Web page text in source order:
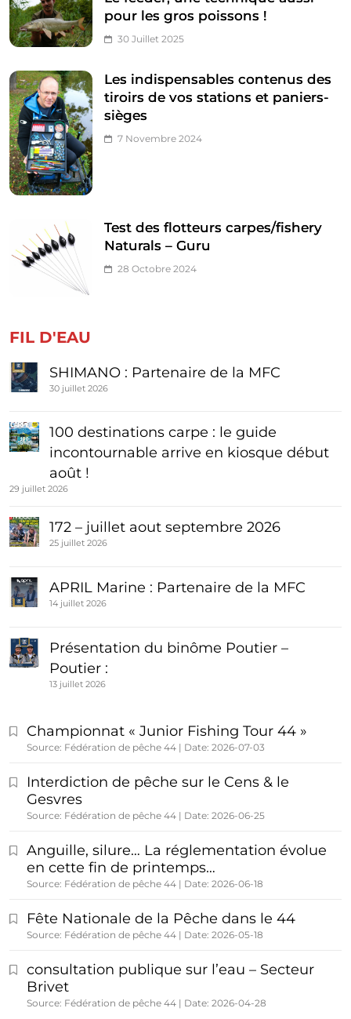
pour les gros poissons !
30 Juillet 2025
Les indispensables contenus des
tiroirs de vos stations et paniers-
sièges
7 Novembre 2024
Test des flotteurs carpes/fishery
Naturals – Guru
28 Octobre 2024
FIL D'EAU
SHIMANO : Partenaire de la MFC
30 juillet 2026
100 destinations carpe : le guide
incontournable arrive en kiosque début
août !
29 juillet 2026
172 – juillet aout septembre 2026
25 juillet 2026
APRIL Marine : Partenaire de la MFC
14 juillet 2026
Présentation du binôme Poutier –
Poutier :
13 juillet 2026
Championnat « Junior Fishing Tour 44 »
Source: Fédération de pêche 44 Date: 2026-07-03
Interdiction de pêche sur le Cens & le
Gesvres
Source: Fédération de pêche 44 Date: 2026-06-25
Anguille, silure… La réglementation évolue
en cette fin de printemps…
Source: Fédération de pêche 44 Date: 2026-06-18
Fête Nationale de la Pêche dans le 44
Source: Fédération de pêche 44 Date: 2026-05-18
consultation publique sur l’eau – Secteur
Brivet
Source: Fédération de pêche 44 Date: 2026-04-28